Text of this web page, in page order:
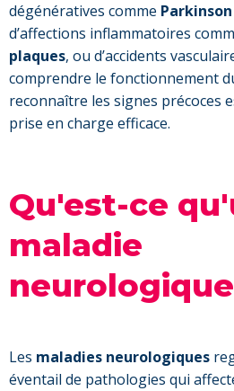
dégénératives comme Parkinson
d’affections inflammatoires
plaques, ou d’accidents
comprendre le fonctionnement
reconnaître les signes précoces
prise en charge efficace.
Qu'est-ce
maladie
neurologique
Les maladies neurologiques
éventail de pathologies qui